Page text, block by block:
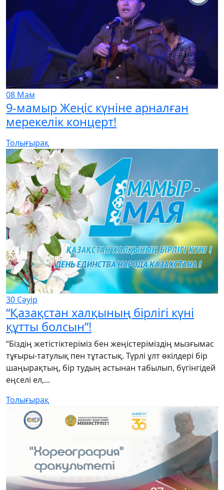
08 Мам
9-мамыр Жеңіс күніне арналған
мерекелік концерт!
Толығырақ
30 Сәуір
“Қазақстан халқының бірлігі күні
құтты болсын”!
“Біздің жетістіктеріміз бен жеңістеріміздің мызғымас
тұғыры-татулық пен тұтастық. Түрлі ұлт өкілдері бір
шаңырақтың, бір тудың астынан табылып, бүгінгідей
еңселі ел,...
Толығырақ